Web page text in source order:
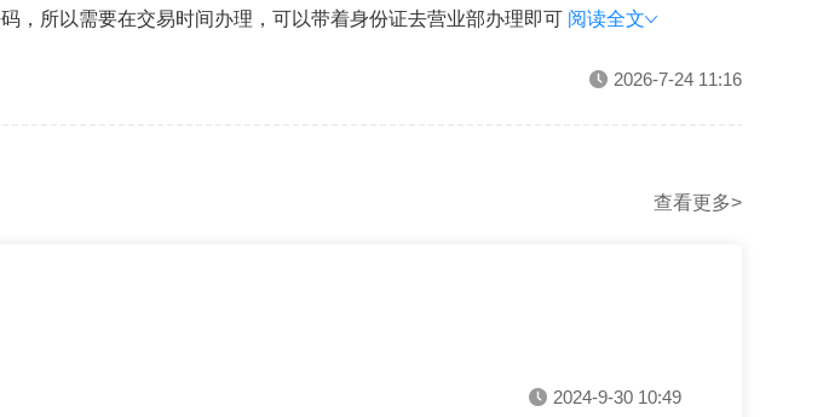
，所以需要在交易时间办理，可以带着身份证去营业部办理即可 阅读全文
2026-7-24 11:16
查看更多>
2024-9-30 10:49